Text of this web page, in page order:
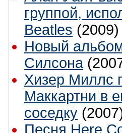
группой,
Beatles (2009)
Новый
Силсона
Хизер Миллс
Маккартни в
соседку
Песня Here